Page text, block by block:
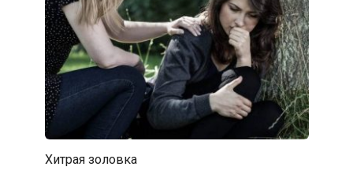
Хитрая золовка